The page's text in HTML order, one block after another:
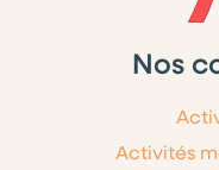
Nos
Activités